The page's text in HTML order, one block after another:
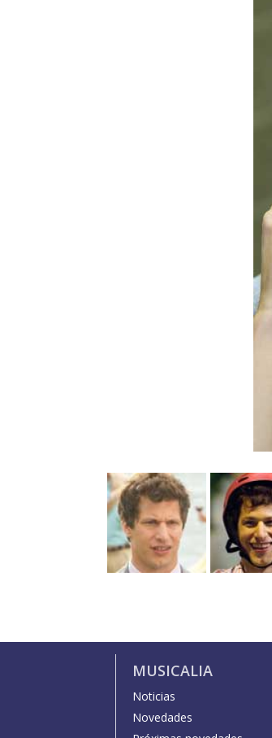
MUSICALIA
Noticias
Novedades